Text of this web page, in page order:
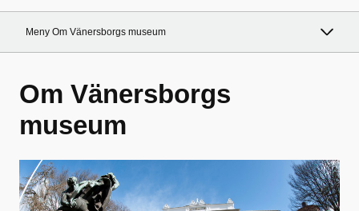
Meny Om Vänersborgs museum
Om Vänersborgs
museum